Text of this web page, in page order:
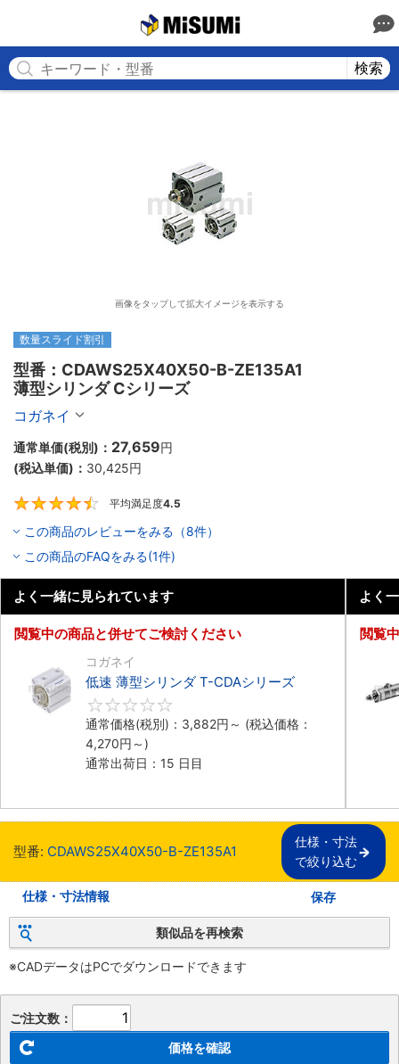
検索
画像をタップして拡大イメージを表示する
数量スライド割引
型番：CDAWS25X40X50-B-ZE135A1
薄型シリンダ Cシリーズ
コガネイ
通常単価(税別)： 27,659円
(税込単価)： 30,425円
平均満足度4.5
この商品のレビューをみる（8件）
この商品のFAQをみる(1件)
よく一緒に見られています
閲覧中の商品と併せてご検討ください
コガネイ
低速 薄型シリンダ T-CDAシリーズ
通常価格(税別)： 3,882円 ～ (税込価格：
4,270円 ～)
通常出荷日：15 日目
よく
閲覧
型番: CDAWS25X40X50-B-ZE135A1
仕様・寸法
で絞り込む
仕様・寸法情報 保存
類似品を再検索
※CADデータはPCでダウンロードできます
ご注文数：
価格を確認